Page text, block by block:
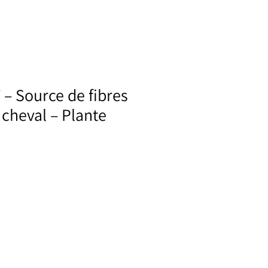
– Source de fibres
– Plante